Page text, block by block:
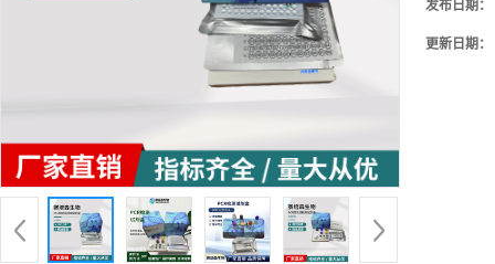
发布日期：
更新日期：